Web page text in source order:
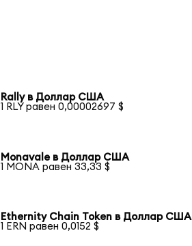
Rally в Доллар США
1 RLY равен 0,00002697 $
Monavale в Доллар США
1 MONA равен 33,33 $
Ethernity Chain Token в Доллар США
1 ERN равен 0,0152 $